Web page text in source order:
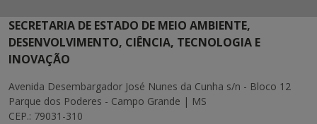
SECRETARIA DE ESTADO DE MEIO AMBIENTE,
DESENVOLVIMENTO, CIÊNCIA, TECNOLOGIA E
INOVAÇÃO
Avenida Desembargador José Nunes da Cunha s/n - Bloco 12
Parque dos Poderes - Campo Grande | MS
CEP.: 79031-310